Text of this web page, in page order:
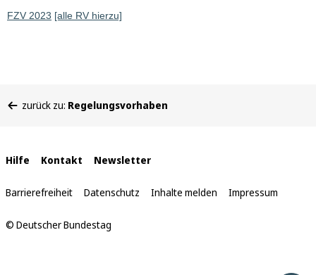
FZV 2023 [alle RV hierzu]
befinden
zurück zu: Regelungsvorhaben
Interne
Links
Hilfe Kontakt Newsletter
Barrierefreiheit Datenschutz Inhalte melden Impressum
© Deutscher Bundestag